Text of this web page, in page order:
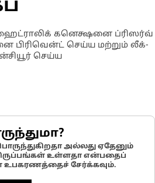
ஹைட்ராலிக் கனெக்ஷனை ப்ரிஸர்வ்
பிரிவென்ட் செய்ய மற்றும் லீக்-
செய்ய
அல்லது ஏதேனும்
விருப்பங்கள் உள்ளதா என்பதைப்
உபகரணத்தைச் சேர்க்கவும்.